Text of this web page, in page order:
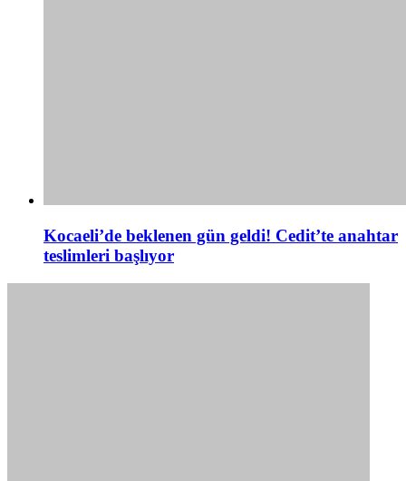
Kocaeli’de beklenen gün geldi! Cedit’te anahtar
teslimleri başlıyor